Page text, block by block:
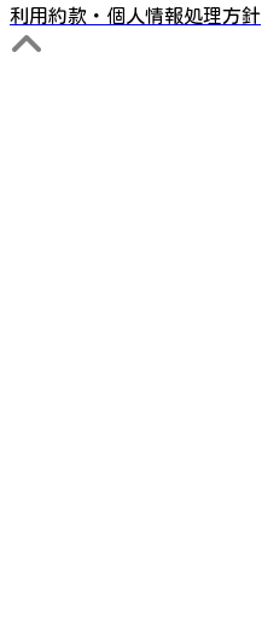
利用約款・個人情報処理方針